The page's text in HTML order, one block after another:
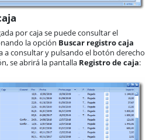
por caja se puede consultar el
la opción Buscar registro caja
a consultar y pulsando el botón derecho
se abrirá la pantalla Registro de caja: